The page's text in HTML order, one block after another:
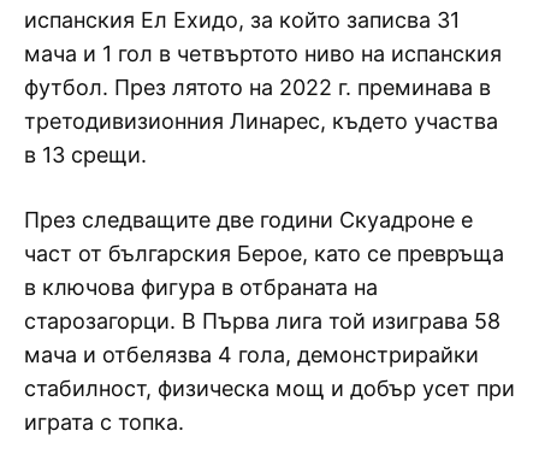
испанския Ел Ехидо, за който записва 31
мача и 1 гол в четвъртото ниво на испанския
футбол. През лятото на 2022 г. преминава в
третодивизионния Линарес, където участва
в 13 срещи.
През следващите две години Скуадроне е
част от българския Берое, като се превръща
в ключова фигура в отбраната на
старозагорци. В Първа лига той изиграва 58
мача и отбелязва 4 гола, демонстрирайки
стабилност, физическа мощ и добър усет при
играта с топка.